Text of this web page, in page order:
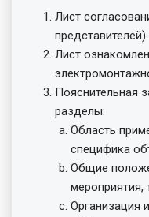
Лист
представителей).
Лист
Пояснительная
разделы:
Область
специфика
Общие
мероприятия,
Организация